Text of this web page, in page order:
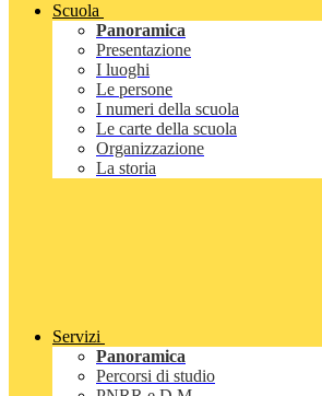
Scuola
Panoramica
Presentazione
I luoghi
Le persone
I numeri della scuola
Le carte della scuola
Organizzazione
La storia
Servizi
Panoramica
Percorsi di studio